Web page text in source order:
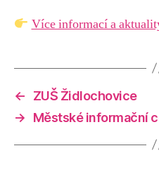
Více informací a
←
ZUŠ Židlochovice
→
Městské informační